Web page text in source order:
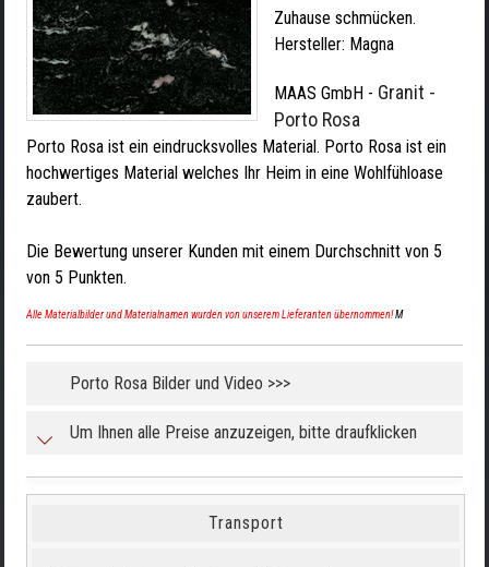
Zuhause schmücken.
Hersteller: Magna
MAAS GmbH - Granit -
Porto Rosa
Porto Rosa ist ein eindrucksvolles Material. Porto Rosa ist ein
hochwertiges Material welches Ihr Heim in eine Wohlfühloase
zaubert.
Die Bewertung unserer Kunden mit einem Durchschnitt von 5
von 5 Punkten.
Alle Materialbilder und Materialnamen wurden von unserem Lieferanten übernommen!M
Porto Rosa Bilder und Video >>>
Um Ihnen alle Preise anzuzeigen, bitte draufklicken
Transport